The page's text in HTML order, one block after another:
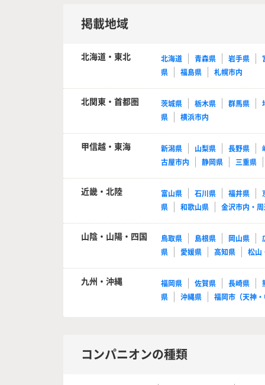
掲載地域
北海道・東北 北海道 青森県 岩手県
県
福島県 札幌市内
北関東・首都圏 茨城県 栃木県 群馬県
県
横浜市内
甲信越・東海 新潟県 山梨県 長野県
古屋市内
静岡県 三重県
近畿・北陸 富山県 石川県 福井県
県
和歌山県 金沢市内・
山陰・山陽・四国 鳥取県 島根県 岡山県
県
愛媛県 高知県 松山
九州・沖縄 福岡県 佐賀県 長崎県
県
沖縄県 福岡市（天神
コンパニオンの種類